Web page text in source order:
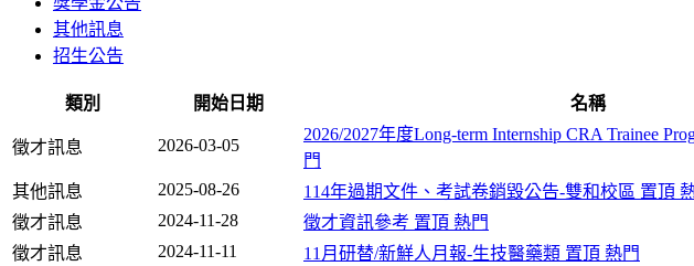
其他訊息
招生公告
類別 開始日期 名稱
徵才訊息 2026-03-05
2026/2027年度Long-term Internship CRA Trainee
門
其他訊息 2025-08-26 114年過期文件、考試卷銷毀公告-雙和校區 置頂
徵才訊息
2024-11-28 徵才資訊參考 置頂 熱門
徵才訊息
2024-11-11 11月研替/新鮮人月報-生技醫藥類 置頂 熱門